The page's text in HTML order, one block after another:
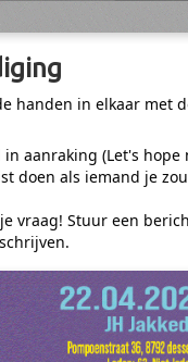
handen in elkaar met
aanraking (Let's hope
doen als iemand je zou
vraag! Stuur een